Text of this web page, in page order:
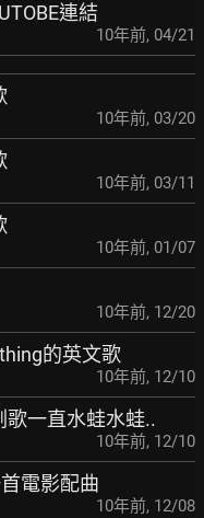
連結
10年前, 04/21
10年前, 03/20
10年前, 03/11
10年前, 01/07
10年前, 12/20
的英文歌
10年前, 12/10
歌一直水蛙水蛙..
10年前, 12/10
電影配曲
10年前, 12/08